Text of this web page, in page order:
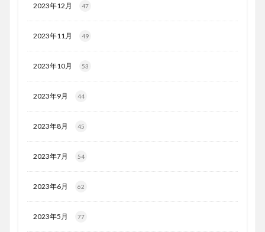
2023年12月 47
2023年11月 49
2023年10月 53
2023年9月 44
2023年8月 45
2023年7月 54
2023年6月 62
2023年5月 77